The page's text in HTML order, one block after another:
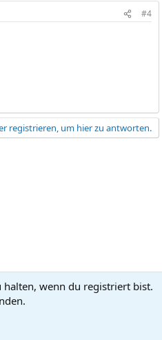
#4
registrieren, um hier zu antworten.
Datenschutz
halten, wenn du registriert bist.